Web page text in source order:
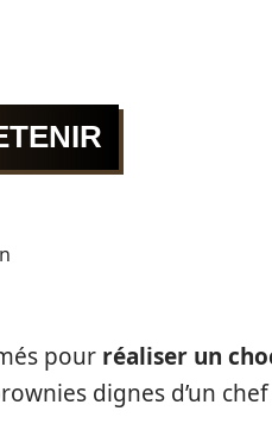
pour réaliser un
dignes d’un